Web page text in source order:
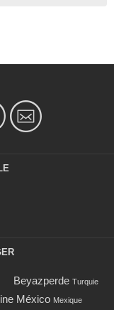
Beyazperde Turquie
México Mexique